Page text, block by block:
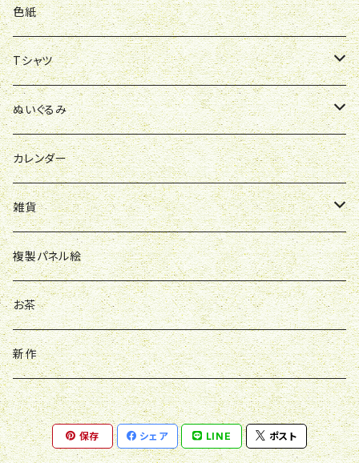
色紙
Tシャツ
ポロシャツ
スウェット
ぬいぐるみ
お洋服
カレンダー
雑貨
バッグ
バッチ
アクスタ
キーホルダー
複製パネル絵
お茶
新作
保存 シェア LINE ポスト